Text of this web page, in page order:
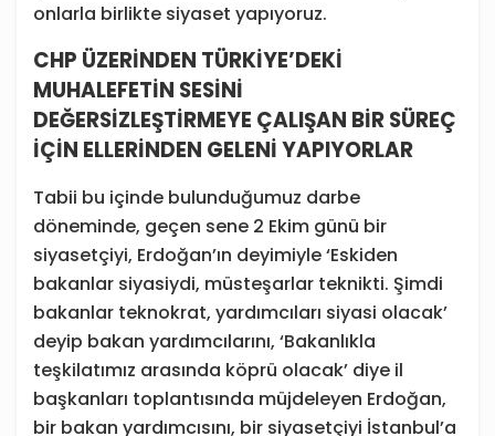
onlarla birlikte siyaset yapıyoruz.
CHP ÜZERİNDEN TÜRKİYE’DEKİ
MUHALEFETİN SESİNİ
DEĞERSİZLEŞTİRMEYE ÇALIŞAN BİR SÜREÇ
İÇİN ELLERİNDEN GELENİ YAPIYORLAR
Tabii bu içinde bulunduğumuz darbe
döneminde, geçen sene 2 Ekim günü bir
siyasetçiyi, Erdoğan’ın deyimiyle ‘Eskiden
bakanlar siyasiydi, müsteşarlar teknikti. Şimdi
bakanlar teknokrat, yardımcıları siyasi olacak’
deyip bakan yardımcılarını, ‘Bakanlıkla
teşkilatımız arasında köprü olacak’ diye il
başkanları toplantısında müjdeleyen Erdoğan,
bir bakan yardımcısını, bir siyasetçiyi İstanbul’a